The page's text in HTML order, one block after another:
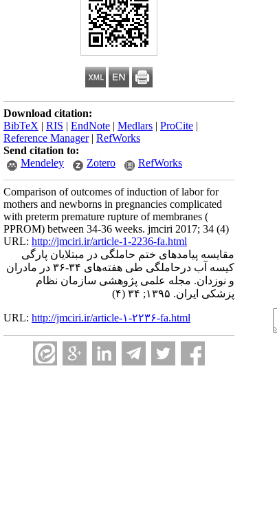
Download citation:
BibTeX | RIS | EndNote | Medlars | ProCite |
Reference Manager| RefWorks
Send citation to:
Mendeley
Zotero RefWorks
Comparison of outcomes of induction of labor for
mothers and newborns in pregnancies complicated
with preterm premature rupture of membranes (
PPROM) between 34-36 weeks. jmciri 2017; 34 (4)
URL: http://jmciri.ir/article-1-2236-fa.html
مقایسه پیامدهای ختم حاملگی در مبتلایان پارگی
کیسه آب درحاملگی طی هفته‌های ۳۴-۳۶ در مادران
و نوزدان. مجله علمی پژوهشی سازمان نظام
پزشکی ایران. ۱۳۹۵; ۳۴ (۴)
URL: http://jmciri.ir/article-۱-۲۲۳۶-fa.html